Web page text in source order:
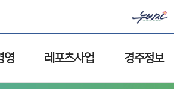
영 레포츠사업 경주정보